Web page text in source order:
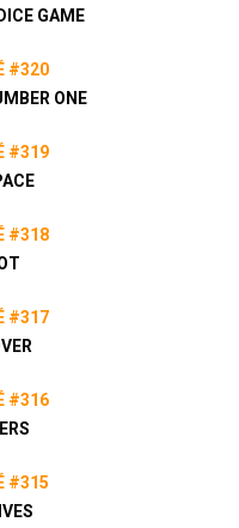
GAME
#320
ONE
#319
#318
#317
#316
#315